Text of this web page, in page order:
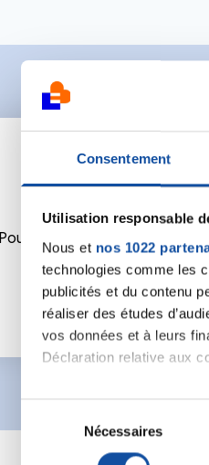
Consentement
Utilisation responsable
Nous et nos 1022
technologies comme les
publicités et du contenu
réaliser des études
vos données et à leurs
Déclaration relative aux
Si vous le permettez,
Collecter des
é
Nécessaires
Pour écrire un commentaire